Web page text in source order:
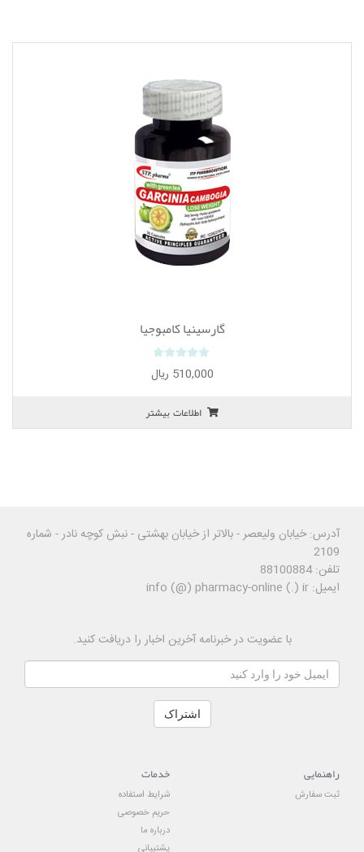
گارسینیا کامبوجیا
t
o
510,000 ریال
اطلاعات بیشتر
آدرس: خیابان ولیعصر - بالاتر از خیابان بهشتی - نبش کوچه نادر - شماره
2109
تلفن: 88100884
ایمیل: info (@) pharmacy-online (.) ir
با عضویت در خبرنامه آخرین اخبار را دریافت کنید.
اشتراک
راهنمایی
ثبت سفارش
خدمات
شرایط استفاده
حریم خصوصی
درباره ما
پشتیبانی